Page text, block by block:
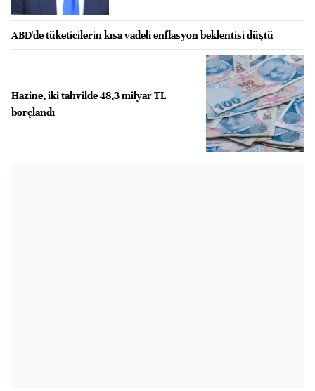
ABD'de tüketicilerin kısa vadeli enflasyon beklentisi düştü
Hazine, iki tahvilde 48,3 milyar TL
borçlandı